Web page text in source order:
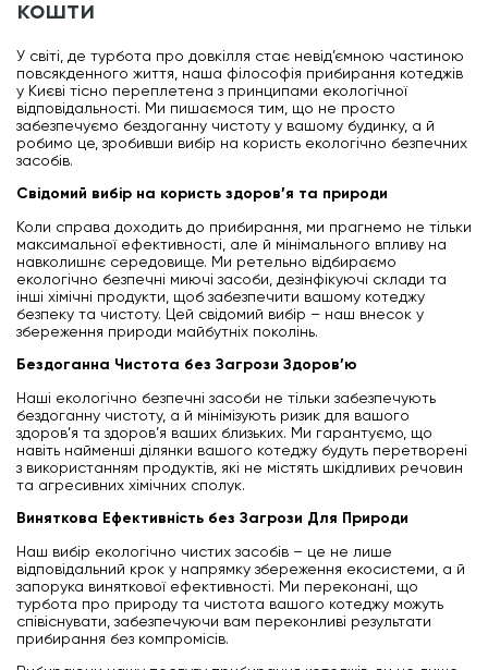
кошти
У світі, де турбота про довкілля стає невід’ємною частиною
повсякденного життя, наша філософія прибирання котеджів
у Києві тісно переплетена з принципами екологічної
відповідальності. Ми пишаємося тим, що не просто
забезпечуємо бездоганну чистоту у вашому будинку, а й
робимо це, зробивши вибір на користь екологічно безпечних
засобів.
Свідомий вибір на користь здоров’я та природи
Коли справа доходить до прибирання, ми прагнемо не тільки
максимальної ефективності, але й мінімального впливу на
навколишнє середовище. Ми ретельно відбираємо
екологічно безпечні миючі засоби, дезінфікуючі склади та
інші хімічні продукти, щоб забезпечити вашому котеджу
безпеку та чистоту. Цей свідомий вибір – наш внесок у
збереження природи майбутніх поколінь.
Бездоганна Чистота без Загрози Здоров’ю
Наші екологічно безпечні засоби не тільки забезпечують
бездоганну чистоту, а й мінімізують ризик для вашого
здоров’я та здоров’я ваших близьких. Ми гарантуємо, що
навіть найменші ділянки вашого котеджу будуть перетворені
з використанням продуктів, які не містять шкідливих речовин
та агресивних хімічних сполук.
Виняткова Ефективність без Загрози Для Природи
Наш вибір екологічно чистих засобів – це не лише
відповідальний крок у напрямку збереження екосистеми, а й
запорука виняткової ефективності. Ми переконані, що
турбота про природу та чистота вашого котеджу можуть
співіснувати, забезпечуючи вам переконливі результати
прибирання без компромісів.